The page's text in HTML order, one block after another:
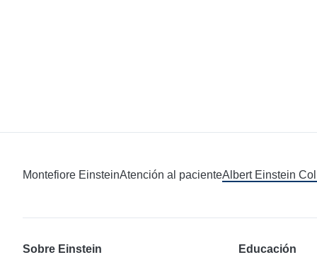
Montefiore EinsteinAtención al pacienteAlbert Einstein
Sobre Einstein Educación